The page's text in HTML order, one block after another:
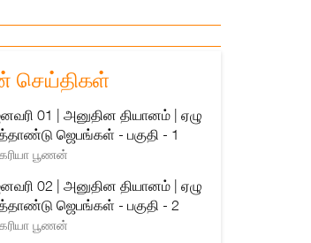
செய்திகள்
01 | அனுதின தியானம் | ஏழு
ஜெபங்கள் - பகுதி - 1
பூணன்
02 | அனுதின தியானம் | ஏழு
ஜெபங்கள் - பகுதி - 2
பூணன்